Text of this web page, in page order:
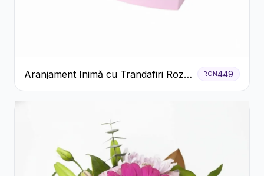
Aranjament Inimă cu Trandafiri Roz
și Gypsophila Albă
RON449